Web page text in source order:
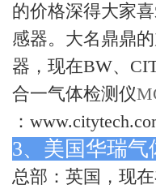
的价格深得大家
感器。大名鼎鼎的
器，现在BW、
合一气体检测仪
：
3、美国华瑞气
总部：英国，现